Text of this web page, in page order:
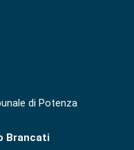
di Potenza
Brancati